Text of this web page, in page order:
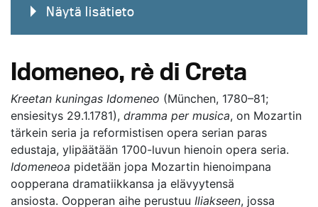
Näytä lisätieto
Idomeneo, rè di Creta
Kreetan kuningas Idomeneo (München, 1780–81;
ensiesitys 29.1.1781), dramma per musica, on Mozartin
tärkein seria ja reformistisen opera serian paras
edustaja, ylipäätään 1700-luvun hienoin opera seria.
Idomeneoa pidetään jopa Mozartin hienoimpana
oopperana dramatiikkansa ja elävyytensä
ansiosta. Oopperan aihe perustuu Iliakseen, jossa